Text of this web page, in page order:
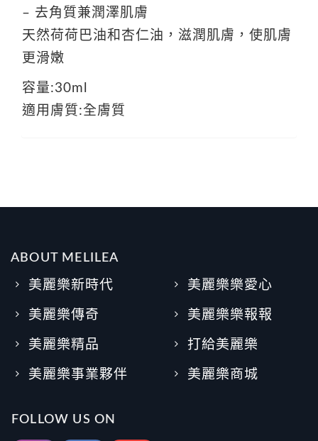
– 去角質兼潤澤肌膚
天然荷荷巴油和杏仁油，滋潤肌膚，使肌膚
更滑嫩
容量:30ml
適用膚質:全膚質
ABOUT MELILEA
美麗樂新時代
美麗樂傳奇
美麗樂精品
美麗樂事業夥伴
美麗樂樂愛心
美麗樂樂報報
打給美麗樂
美麗樂商城
FOLLOW US ON